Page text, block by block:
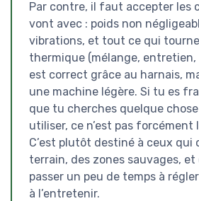
Par contre, il faut accepter les
vont avec : poids non
vibrations, et tout ce qui
thermique (mélange,
est correct grâce au harnais,
une machine légère. Si tu es
que tu cherches quelque
utiliser, ce n’est pas forcément
C’est plutôt destiné à ceux qui
terrain, des zones sauvages,
passer un peu de temps à
à l’entretenir.